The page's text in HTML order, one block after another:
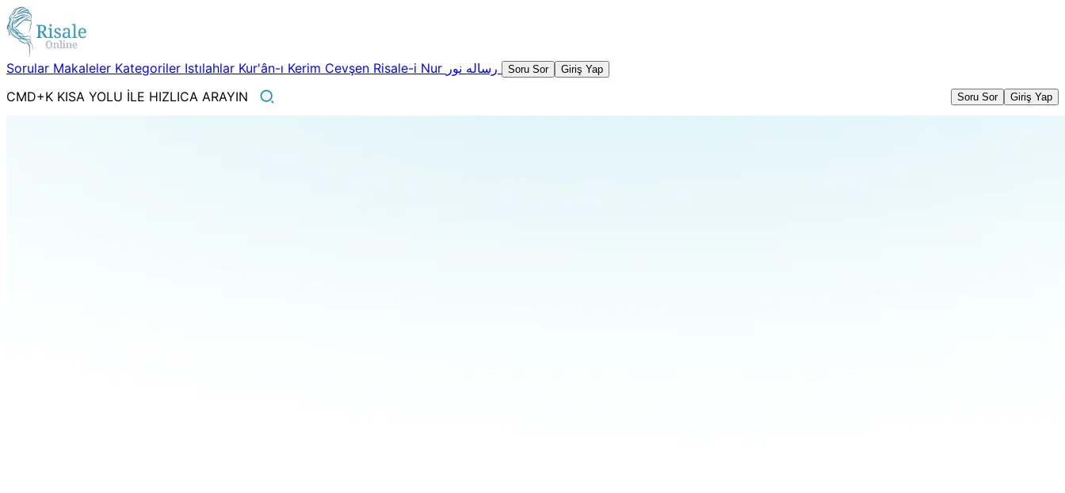
Sorular Makaleler Kategoriler Istılahlar Kur'ân-ı Kerim Cevşen Risale-i Nur Soru Sor Giriş Yap
CMD+K KISA YOLU İLE HIZLICA ARAYIN Soru Sor Giriş Yap